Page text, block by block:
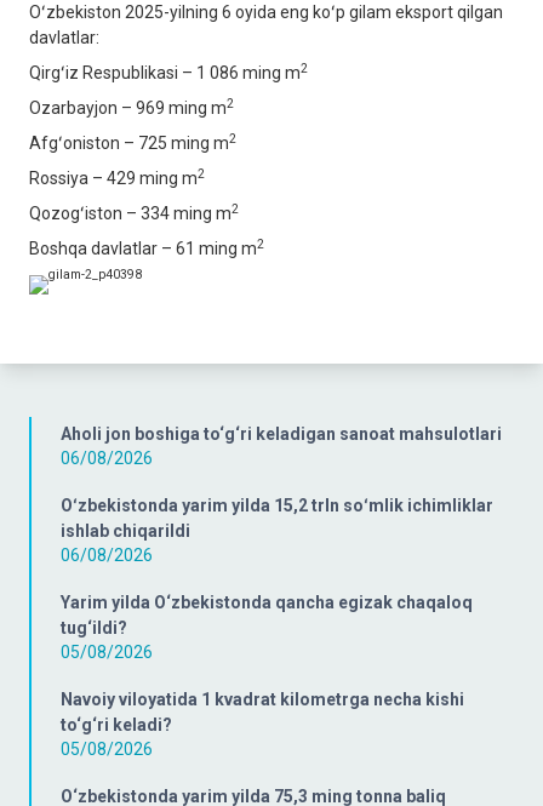
Aholi jon boshiga to‘g‘ri keladigan sanoat mahsulotlari
06/08/2026
Oʻzbekistonda yarim yilda 15,2 trln soʻmlik ichimliklar
ishlab chiqarildi
06/08/2026
Yarim yilda O‘zbekistonda qancha egizak chaqaloq
tug‘ildi?
05/08/2026
Navoiy viloyatida 1 kvadrat kilometrga necha kishi
to‘g‘ri keladi?
05/08/2026
O‘zbekistonda yarim yilda 75,3 ming tonna baliq
Oʻzbekiston 2025-yilning 6 oyida eng koʻp gilam eksport qilgan
davlatlar:
Qirgʻiz Respublikasi – 1 086 ming m2
Ozarbayjon – 969 ming m2
Afgʻoniston – 725 ming m2
Rossiya – 429 ming m2
Qozogʻiston – 334 ming m2
Boshqa davlatlar – 61 ming m2